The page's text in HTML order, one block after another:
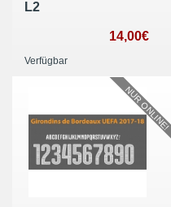
L2
14,00€
Verfügbar
NUR ONLINE!